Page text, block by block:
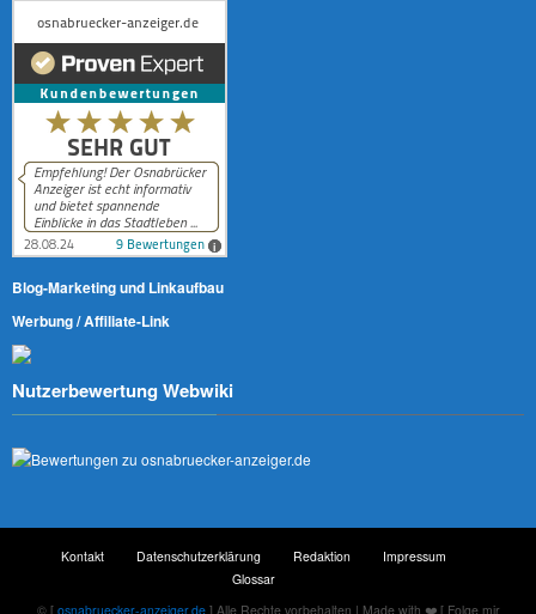
Blog-Marketing und Linkaufbau
Werbung / Affiliate-Link
Nutzerbewertung Webwiki
Kontakt Datenschutzerklärung Redaktion
Impressum
Glossar
© [ osnabruecker-anzeiger.de] Alle Rechte vorbehalten | Made with ❤️ [ Folge mir